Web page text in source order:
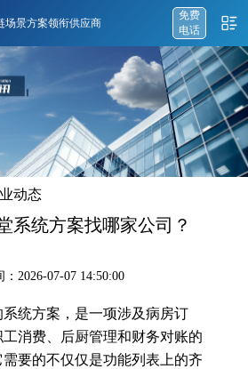
场景方案领衔供应商
免费
电话
动态
系统方案找哪家公司？
：2026-07-07 14:50:00
统方案，是一项涉及病房订
消费、后厨管理和财务对账的
要的不仅仅是功能列表上的齐